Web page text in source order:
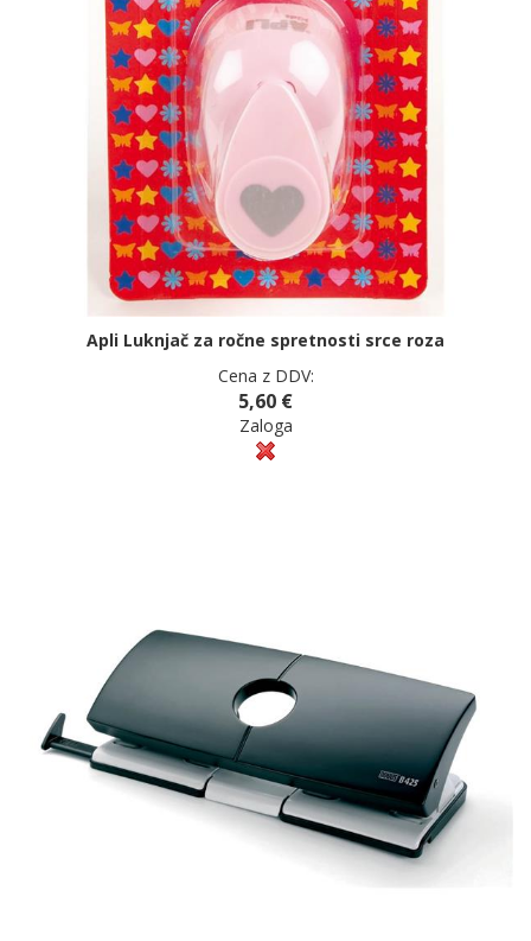
Apli Luknjač za ročne spretnosti srce roza
Cena z DDV:
5,60 €
Zaloga